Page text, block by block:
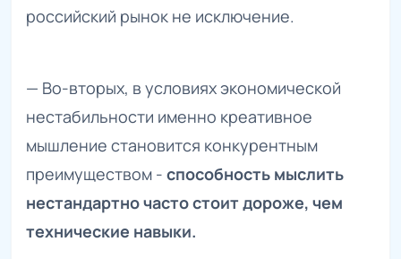
российский рынок не исключение.
— Во-вторых, в условиях экономической
нестабильности именно креативное
мышление становится конкурентным
преимуществом - способность мыслить
нестандартно часто стоит дороже, чем
технические навыки.